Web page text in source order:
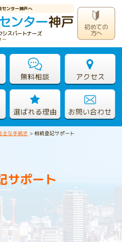
センター神戸へ
シスパートナーズ
ー
初めての
方へ
主な手続き >相続登記サポート
サポート